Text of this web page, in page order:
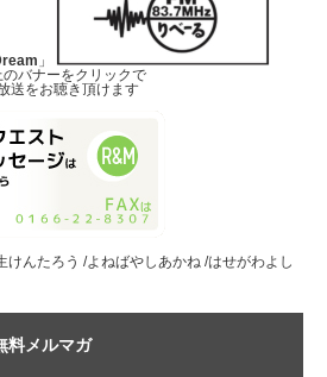
」
バナーをクリックで
送をお聴き頂けます
けんたろう /よねばやしあかね /はせがわよし
料メルマガ